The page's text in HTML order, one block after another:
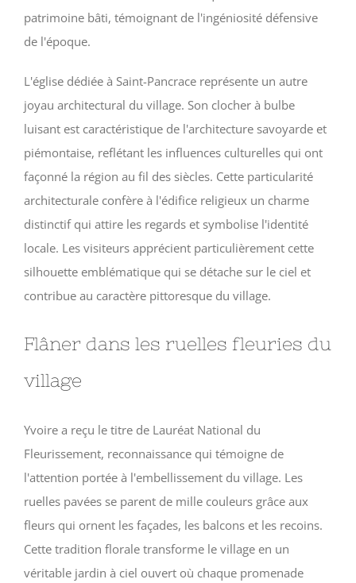
patrimoine bâti, témoignant de l'ingéniosité défensive
de l'époque.
L'église dédiée à Saint-Pancrace représente un autre
joyau architectural du village. Son clocher à bulbe
luisant est caractéristique de l'architecture savoyarde et
piémontaise, reflétant les influences culturelles qui ont
façonné la région au fil des siècles. Cette particularité
architecturale confère à l'édifice religieux un charme
distinctif qui attire les regards et symbolise l'identité
locale. Les visiteurs apprécient particulièrement cette
silhouette emblématique qui se détache sur le ciel et
contribue au caractère pittoresque du village.
Flâner dans les ruelles fleuries du
village
Yvoire a reçu le titre de Lauréat National du
Fleurissement, reconnaissance qui témoigne de
l'attention portée à l'embellissement du village. Les
ruelles pavées se parent de mille couleurs grâce aux
fleurs qui ornent les façades, les balcons et les recoins.
Cette tradition florale transforme le village en un
véritable jardin à ciel ouvert où chaque promenade